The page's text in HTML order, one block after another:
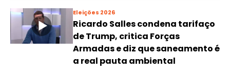
Eleições 2026
Ricardo Salles condena tarifaço
de Trump, critica Forças
Armadas e diz que saneamento é
a real pauta ambiental